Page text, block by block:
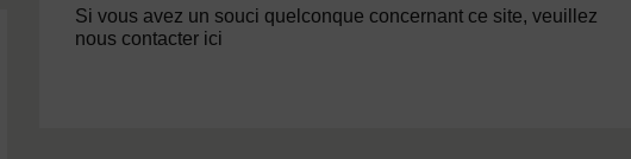
Si vous avez un souci quelconque concernant ce site, veuillez
nous contacter ici